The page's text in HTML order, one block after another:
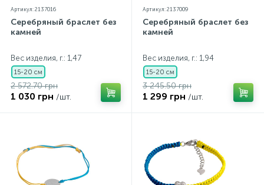
Артикул: 2137016
Серебряный браслет без
камней
Вес изделия, г.: 1,47
15-20 см
2 572.70 грн
1 030 грн /шт.
Артикул: 2137009
Серебряный браслет без
камней
Вес изделия, г.: 1,94
15-20 см
3 245.50 грн
1 299 грн /шт.